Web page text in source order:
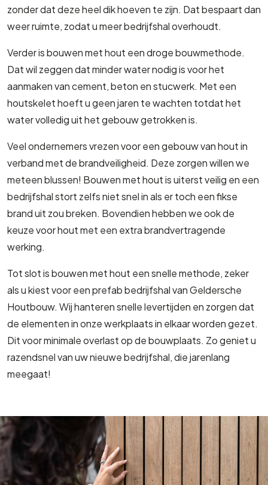
zonder dat deze heel dik hoeven te zijn. Dat bespaart dan
weer ruimte, zodat u meer bedrijfshal overhoudt.
Verder is bouwen met hout een droge bouwmethode.
Dat wil zeggen dat minder water nodig is voor het
aanmaken van cement, beton en stucwerk. Met een
houtskelet hoeft u geen jaren te wachten totdat het
water volledig uit het gebouw getrokken is.
Veel ondernemers vrezen voor een gebouw van hout in
verband met de brandveiligheid. Deze zorgen willen we
meteen blussen! Bouwen met hout is uiterst veilig en een
bedrijfshal stort zelfs niet snel in als er toch een fikse
brand uit zou breken. Bovendien hebben we ook de
keuze voor hout met een extra brandvertragende
werking.
Tot slot is bouwen met hout een snelle methode, zeker
als u kiest voor een prefab bedrijfshal van Geldersche
Houtbouw. Wij hanteren snelle levertijden en zorgen dat
de elementen in onze werkplaats in elkaar worden gezet.
Dit voor minimale overlast op de bouwplaats. Zo geniet u
razendsnel van uw nieuwe bedrijfshal, die jarenlang
meegaat!